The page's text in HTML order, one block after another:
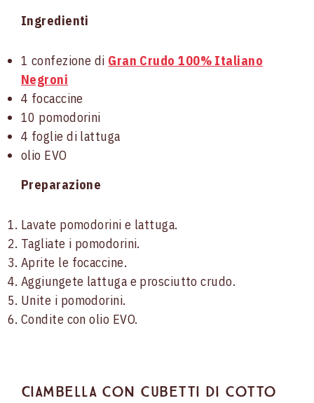
Ingredienti
1 confezione di Gran Crudo 100% Italiano
Negroni
4 focaccine
10 pomodorini
4 foglie di lattuga
olio EVO
Preparazione
Lavate pomodorini e lattuga.
Tagliate i pomodorini.
Aprite le focaccine.
Aggiungete lattuga e prosciutto crudo.
Unite i pomodorini.
Condite con olio EVO.
Ciambella con cubetti di cotto